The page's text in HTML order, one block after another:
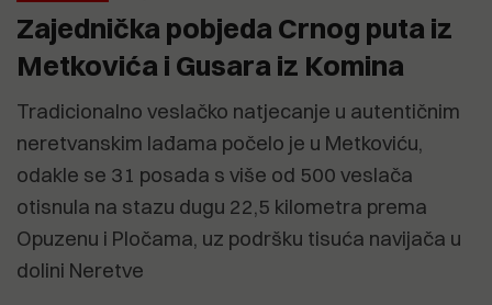
Zajednička pobjeda Crnog puta iz
Metkovića i Gusara iz Komina
Tradicionalno veslačko natjecanje u autentičnim
neretvanskim lađama počelo je u Metkoviću,
odakle se 31 posada s više od 500 veslača
otisnula na stazu dugu 22,5 kilometra prema
Opuzenu i Pločama, uz podršku tisuća navijača u
dolini Neretve